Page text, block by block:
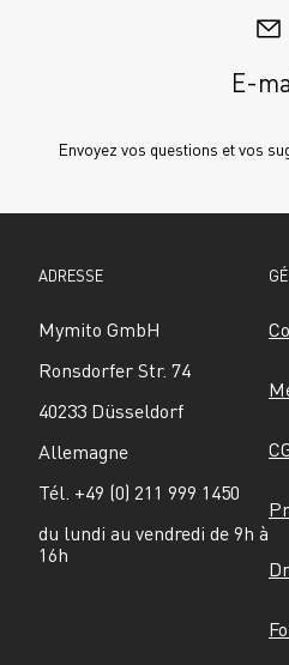
E-
Envoyez vos questions et vos
ADRESSE
Mymito GmbH
Ronsdorfer Str. 74
40233 Düsseldorf
Allemagne
Tél. +49 (0) 211 999 1450
du lundi au vendredi de 9h à
16h